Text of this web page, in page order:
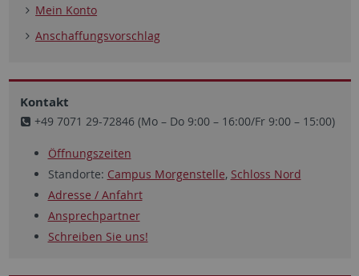
Mein Konto
Anschaffungsvorschlag
Kontakt
+49 7071 29-72846 (Mo – Do 9:00 – 16:00/Fr 9:00 – 15:00)
Öffnungszeiten
Standorte: Campus Morgenstelle, Schloss Nord
Adresse / Anfahrt
Ansprechpartner
Schreiben Sie uns!